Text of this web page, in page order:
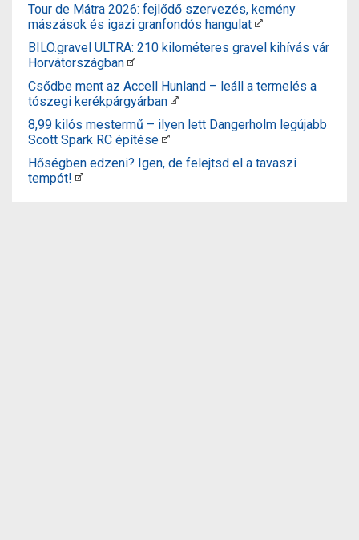
Tour de Mátra 2026: fejlődő szervezés, kemény
mászások és igazi granfondós hangulat
BILO.gravel ULTRA: 210 kilométeres gravel kihívás vár
Horvátországban
Csődbe ment az Accell Hunland – leáll a termelés a
tószegi kerékpárgyárban
8,99 kilós mestermű – ilyen lett Dangerholm legújabb
Scott Spark RC építése
Hőségben edzeni? Igen, de felejtsd el a tavaszi
tempót!